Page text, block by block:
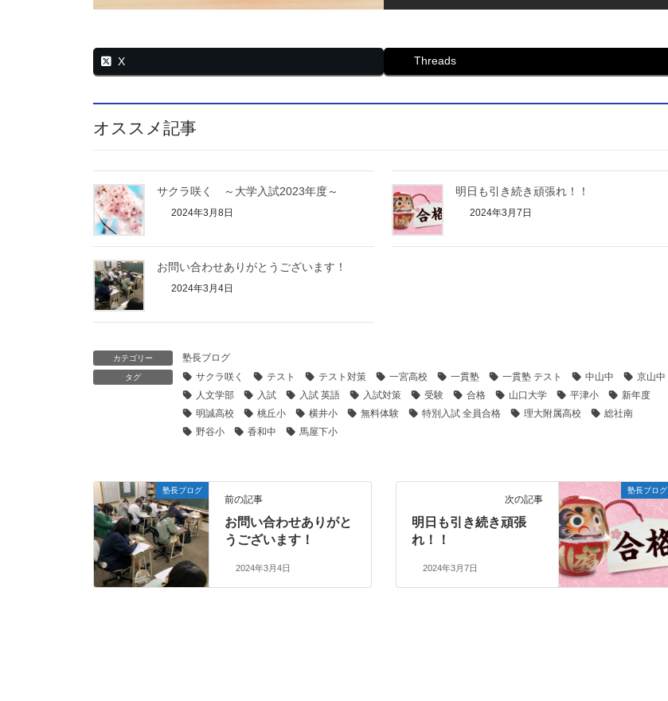
X Threads
オススメ記事
サクラ咲く ～大学入試2023年度～
2024年3月8日
明日も引き続き頑張れ！！
2024年3月7日
お問い合わせありがとうございます！
2024年3月4日
カテゴリー 塾長ブログ
タグ サクラ咲く テスト テスト対策 一宮高校 一貫塾 一貫塾 テスト 中山中
京山中
人文学部
入試 入試 英語 入試対策 受験 合格 山口大学 平津小
新年度
明誠高校
桃丘小 横井小 無料体験 特別入試 全員合格 理大附属高校
総社南
野谷小
香和中 馬屋下小
塾長ブログ
前の記事
お問い合わせありがと
うございます！
2024年3月4日
塾長ブログ
次の記事
明日も引き続き頑張
れ！！
2024年3月7日